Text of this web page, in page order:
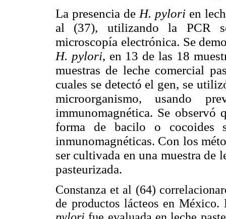
La presencia de H. pylori en
al (37), utilizando la PCR
microscopía electrónica. Se
H. pylori, en 13 de las 18
muestras de leche comercial
cuales se detectó el gen, se
microorganismo, usando
immunomagnética. Se observó
forma de bacilo o cocoides
inmunomagnéticas. Con los
ser cultivada en una muestra de
pasteurizada.
Constanza et al (64)
de productos lácteos en